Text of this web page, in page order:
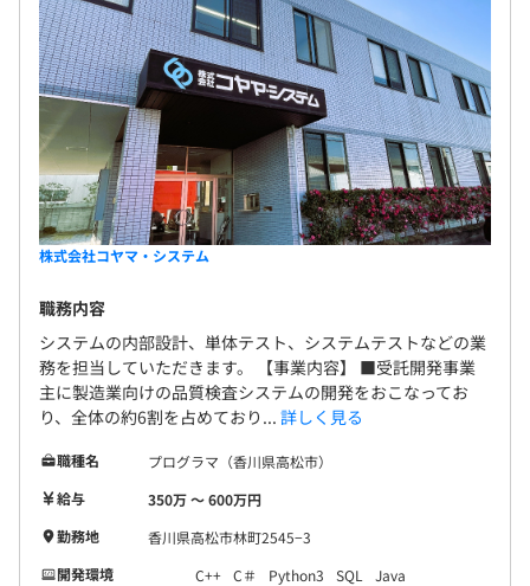
株式会社コヤマ・システム
職務内容
システムの内部設計、単体テスト、システムテストなどの業
務を担当していただきます。 【事業内容】 ■受託開発事業
主に製造業向けの品質検査システムの開発をおこなってお
り、全体の約6割を占めており... 詳しく見る
職種名
プログラマ（香川県高松市）
給与
350万 〜 600万円
勤務地
香川県高松市林町2545−3
開発環境
C++ C＃ Python3 SQL
Java